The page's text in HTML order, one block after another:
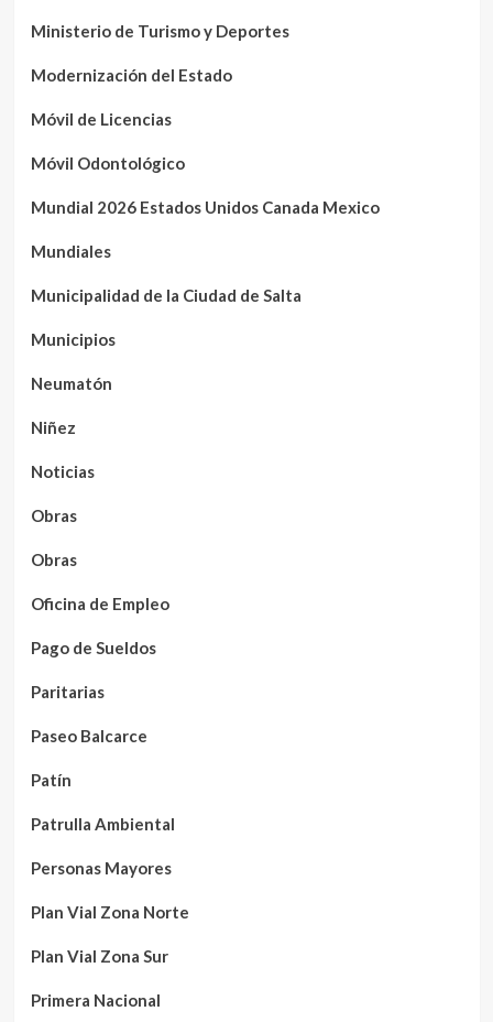
Ministerio de Turismo y Deportes
Modernización del Estado
Móvil de Licencias
Móvil Odontológico
Mundial 2026 Estados Unidos Canada Mexico
Mundiales
Municipalidad de la Ciudad de Salta
Municipios
Neumatón
Niñez
Noticias
Obras
Obras
Oficina de Empleo
Pago de Sueldos
Paritarias
Paseo Balcarce
Patín
Patrulla Ambiental
Personas Mayores
Plan Vial Zona Norte
Plan Vial Zona Sur
Primera Nacional